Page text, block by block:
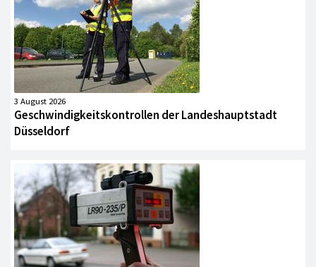
3 August 2026
Geschwindigkeitskontrollen der Landeshauptstadt
Düsseldorf